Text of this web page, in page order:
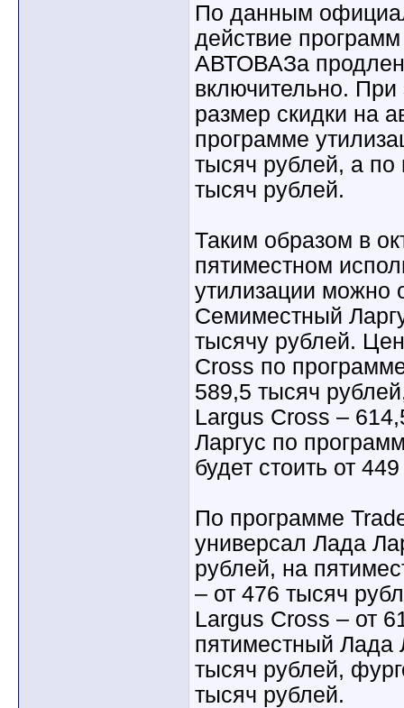
По данным
действие
АВТОВАЗа
включительно.
размер скидки на
программе
тысяч рублей, а
тысяч рублей.
Таким образом в
пятиместном
утилизации можно
Семиместный
тысячу рублей.
Cross по
589,5 тысяч
Largus Cross –
Ларгус по
будет стоить от
По программе
универсал Лада
рублей, на
– от 476 тысяч
Largus Cross – от
пятиместный Лада
тысяч рублей,
тысяч рублей.